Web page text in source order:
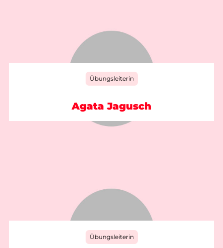
Übungsleiterin
Agata Jagusch
Übungsleiterin